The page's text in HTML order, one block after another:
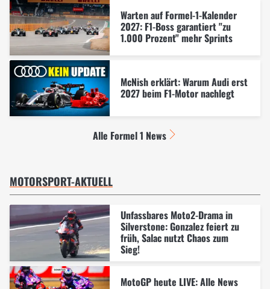
Warten auf Formel-1-Kalender
2027: F1-Boss garantiert "zu
1.000 Prozent" mehr Sprints
McNish erklärt: Warum Audi erst
2027 beim F1-Motor nachlegt
Alle Formel 1 News
MOTORSPORT-AKTUELL
Unfassbares Moto2-Drama in
Silverstone: Gonzalez feiert zu
früh, Salac nutzt Chaos zum
Sieg!
MotoGP heute LIVE: Alle News